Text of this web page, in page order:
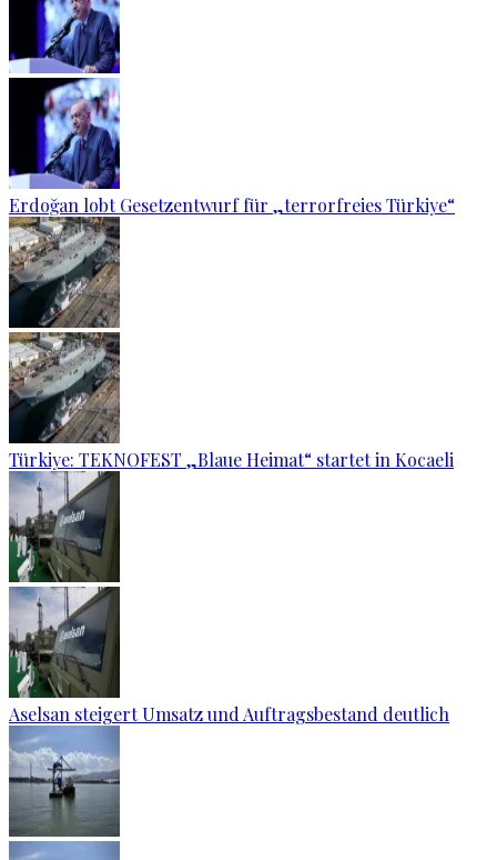
Erdoğan lobt Gesetzentwurf für „terrorfreies Türkiye“
Türkiye: TEKNOFEST „Blaue Heimat“ startet in Kocaeli
Aselsan steigert Umsatz und Auftragsbestand deutlich